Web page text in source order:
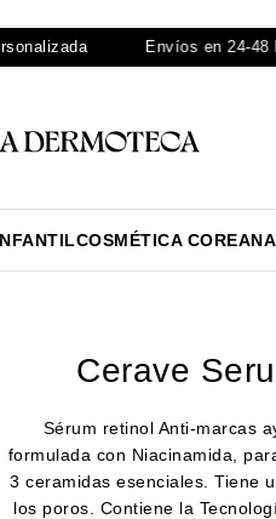
Envíos en 24-48 horas
COSMÉTICA COREANA
Cerave
Sérum retinol Anti-marcas
formulada con Niacinamida,
3 ceramidas esenciales. Tiene
los poros. Contiene la